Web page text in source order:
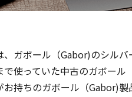
ガボール（Gabor)のシル
使っていた中古のガボー
持ちのガボール（Gabor)